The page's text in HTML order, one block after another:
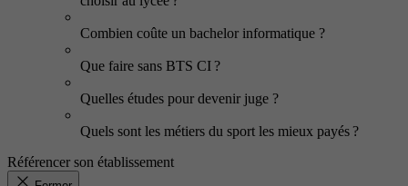
Combien coûte un bachelor informatique ?
Que faire sans BTS CI ?
Quelles études pour devenir juge ?
Quels sont les métiers du sport les mieux payés ?
Référencer son établissement